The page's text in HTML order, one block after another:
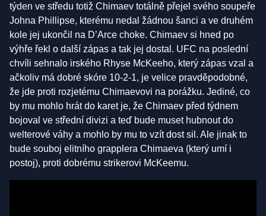
týden ve středu totiž Chimaev totálně přejel svého soupeře
Johna Phillipse, kterému nedal žádnou šanci a ve druhém
kole jej ukončil na D’Arce choke. Chimaev si hned po
výhře řekl o další zápas a tak jej dostal. UFC na poslední
chvíli sehnalo irského Rhyse McKeeho, který zápas vzal a
ačkoliv má dobré skóre 10-2-1, je velice pravděpodobné,
že jde proti rozjetému Chimaevovi na porážku. Jediné, co
by mu mohlo hrát do karet je, že Chimaev před týdnem
bojoval ve střední divizi a teď bude muset hubnout do
welterové váhy a mohlo by mu to vzít dost sil. Ale jinak to
bude souboj elitního grapplera Chimaeva (který umí i
postoj), proti dobrému strikerovi McKeemu.